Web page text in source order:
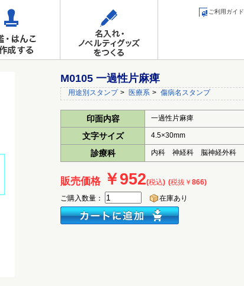
ご利用ガイド
M0105 一過性片麻痺
用途別スタンプ > 医療系 > 傷病名スタンプ
印面内容 一過性片麻痺
文字サイズ 4.5×30mm
診療科 内科 神経科 脳神経外科
販売価格 ￥952(税込) (税抜￥866)
ご購入数量： 在庫あり